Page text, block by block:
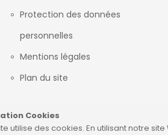
Protection des données
personnelles
Mentions légales
Plan du site
Cookies
utilise des cookies. En utilisant notre